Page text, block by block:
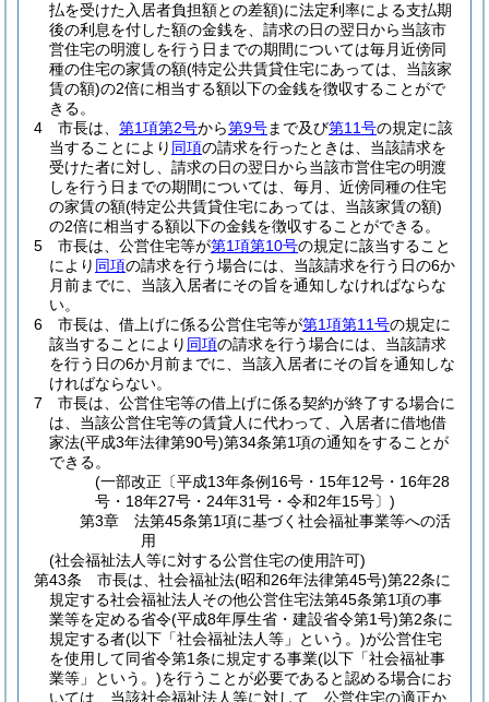
払を受けた入居者負担額との差額)に法定利率による支払期
後の利息を付した額の金銭を、請求の日の翌日から当該市
営住宅の明渡しを行う日までの期間については毎月近傍同
種の住宅の家賃の額(特定公共賃貸住宅にあっては、当該家
賃の額)の2倍に相当する額以下の金銭を徴収することがで
きる。
4
市長は、 第1項第2号から第9号まで及び第11号の規定に該
当することにより 同項の請求を行ったときは、当該請求を
受けた者に対し、請求の日の翌日から当該市営住宅の明渡
しを行う日までの期間については、毎月、近傍同種の住宅
の家賃の額(特定公共賃貸住宅にあっては、当該家賃の額)
の2倍に相当する額以下の金銭を徴収することができる。
5
市長は、公営住宅等が第1項第10号の規定に該当すること
により 同項の請求を行う場合には、当該請求を行う日の6か
月前までに、当該入居者にその旨を通知しなければならな
い。
6
市長は、借上げに係る公営住宅等が第1項第11号の規定に
該当することにより 同項の請求を行う場合には、当該請求
を行う日の6か月前までに、当該入居者にその旨を通知しな
ければならない。
7
市長は、公営住宅等の借上げに係る契約が終了する場合に
は、当該公営住宅等の賃貸人に代わって、入居者に借地借
家法(平成3年法律第90号)第34条第1項の通知をすることが
できる。
(一部改正〔平成13年条例16号・15年12号・16年28
号・18年27号・24年31号・令和2年15号〕)
第3章
法第45条第1項に基づく社会福祉事業等への活
用
(社会福祉法人等に対する公営住宅の使用許可)
第43条
市長は、社会福祉法(昭和26年法律第45号)第22条に
規定する社会福祉法人その他公営住宅法第45条第1項の事
業等を定める省令(平成8年厚生省・建設省令第1号)第2条に
規定する者(以下「社会福祉法人等」という。)が公営住宅
を使用して同省令第1条に規定する事業(以下「社会福祉事
業等」という。)を行うことが必要であると認める場合にお
いては、当該社会福祉法人等に対して、公営住宅の適正か